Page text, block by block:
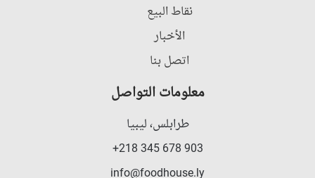
نقاط البيع
الأخبار
اتصل بنا
معلومات التواصل
طرابلس، ليبيا
903 678 345 218+
info@foodhouse.ly